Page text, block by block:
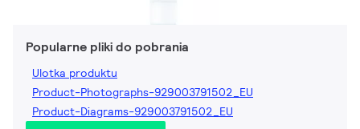
Popularne pliki do pobrania
Ulotka produktu
Product-Photographs-929003791502_EU
Product-Diagrams-929003791502_EU